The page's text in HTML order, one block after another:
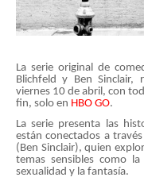
La serie original de
Blichfeld y Ben Sinclair,
viernes 10 de abril,con
fin, solo en HBO GO.
La serie presenta las
están conectados a
(Ben Sinclair), quien
temas sensibles como
sexualidad y la fantasía.